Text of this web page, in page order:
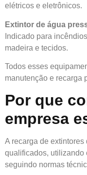
elétricos e eletrônicos.
Extintor de água
Indicado para
madeira e tecidos.
Todos esses
manutenção e recarga
Por que
empresa
A recarga de
qualificados, utilizando
seguindo normas